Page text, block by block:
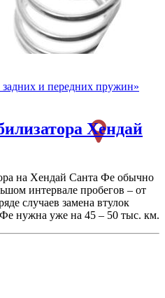
и передних пружин»
Хендай
на Хендай Санта Фе обычно
интервале пробегов – от
случаев замена втулок
нужна уже на 45 – 50 тыс. км.